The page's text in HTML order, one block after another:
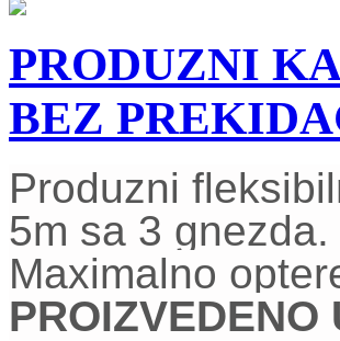
PRODUZNI
BEZ
Produzni
5m sa 3
Maximalno